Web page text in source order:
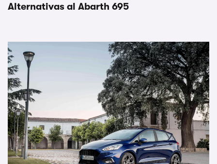
Alternativas al Abarth 695